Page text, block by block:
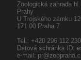
Zoologická zahrada
Prahy
U Trojského zámku
171 00 Praha 7
Tel.: +420 296 112 230
Datová schránka ID:
e-mail: